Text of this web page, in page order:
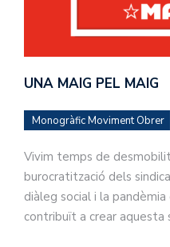
UNA MAIG PEL MAIG
Monogràfic Moviment Obrer
Vivim temps de
burocratització dels
diàleg social i la
contribuït a crear aquesta